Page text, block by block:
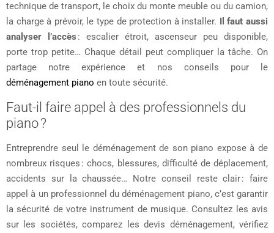
technique de transport, le choix du monte meuble ou du camion,
la charge à prévoir, le type de protection à installer. Il faut aussi
analyser l’accès : escalier étroit, ascenseur peu disponible,
porte trop petite… Chaque détail peut compliquer la tâche. On
partage notre expérience et nos conseils pour le
déménagement piano en toute sécurité.
Faut-il faire appel à des professionnels du
piano ?
Entreprendre seul le déménagement de son piano expose à de
nombreux risques : chocs, blessures, difficulté de déplacement,
accidents sur la chaussée… Notre conseil reste clair : faire
appel à un professionnel du déménagement piano, c’est garantir
la sécurité de votre instrument de musique. Consultez les avis
sur les sociétés, comparez les devis déménagement, vérifiez